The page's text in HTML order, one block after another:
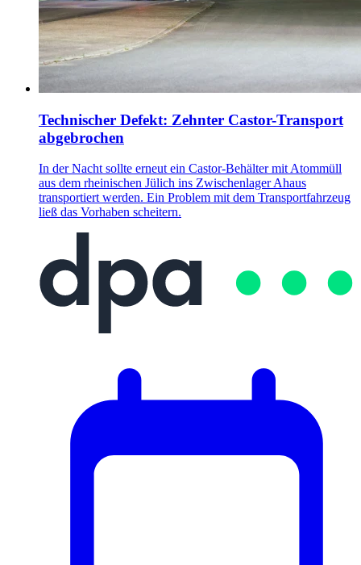
Technischer Defekt: Zehnter Castor-Transport
abgebrochen
In der Nacht sollte erneut ein Castor-Behälter mit Atommüll
aus dem rheinischen Jülich ins Zwischenlager Ahaus
transportiert werden. Ein Problem mit dem Transportfahrzeug
ließ das Vorhaben scheitern.